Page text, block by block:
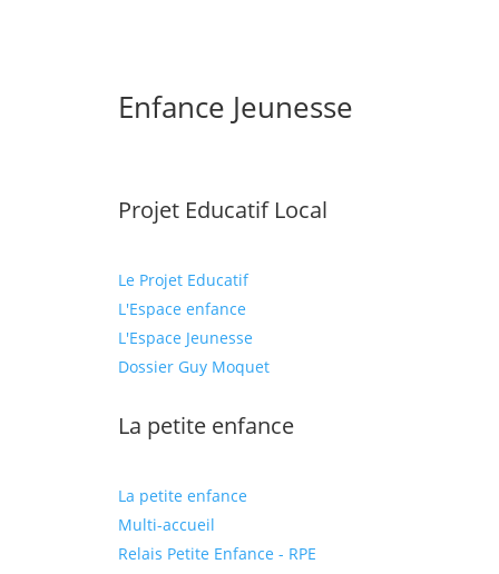
Enfance Jeunesse
Projet Educatif Local
Le Projet Educatif
L'Espace enfance
L'Espace Jeunesse
Dossier Guy Moquet
La petite enfance
La petite enfance
Multi-accueil
Relais Petite Enfance - RPE